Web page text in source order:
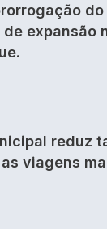
do
expansão
reduz
viagens